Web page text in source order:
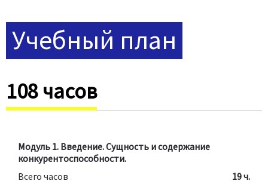
Учебный план
108 часов
Модуль 1. Введение. Сущность и содержание
конкурентоспособности.
Всего часов
19 ч.